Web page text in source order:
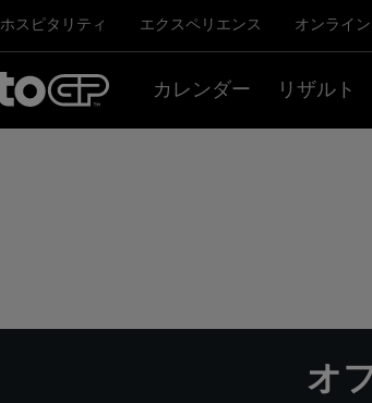
ホスピタリティ エクスペリエンス オンライ
カレンダー リザルト
オ